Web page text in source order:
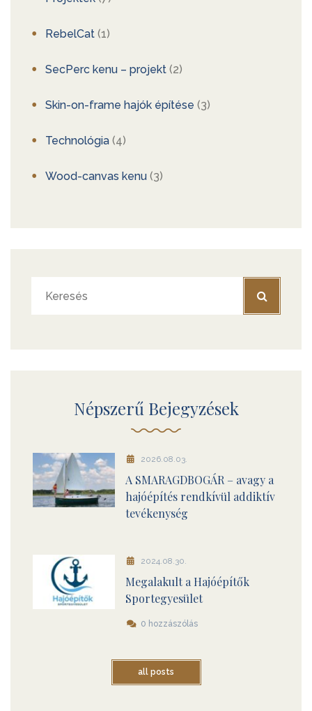
RebelCat (1)
SecPerc kenu – projekt (2)
Skin-on-frame hajók építése (3)
Technológia (4)
Wood-canvas kenu (3)
Népszerű Bejegyzések
2026.08.03.
A SMARAGDBOGÁR – avagy a
hajóépítés rendkívül addiktív
tevékenység
2024.08.30.
Megalakult a Hajóépítők
Sportegyesület
0 hozzászólás
all posts